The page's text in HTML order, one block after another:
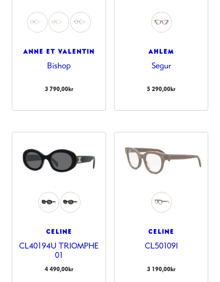
ANNE ET VALENTIN
Bishop
3 790,00kr
AHLEM
Segur
5 290,00kr
CELINE
CL40194U TRIOMPHE
01
4 490,00kr
CELINE
CL50109I
3 190,00kr